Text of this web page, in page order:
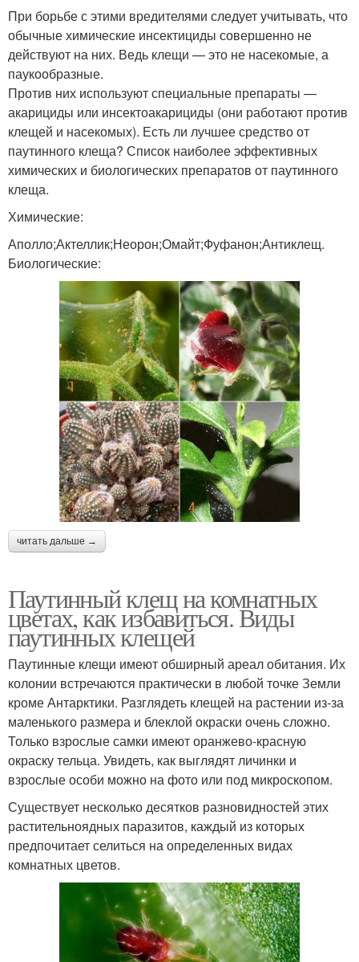
При борьбе с этими вредителями следует учитывать, что
обычные химические инсектициды совершенно не
действуют на них. Ведь клещи — это не насекомые, а
паукообразные.
Против них используют специальные препараты —
акарициды или инсектоакарициды (они работают против
клещей и насекомых). Есть ли лучшее средство от
паутинного клеща? Список наиболее эффективных
химических и биологических препаратов от паутинного
клеща.
Химические:
Аполло;Актеллик;Неорон;Омайт;Фуфанон;Антиклещ.
Биологические:
читать дальше →
Паутинный клещ на комнатных
цветах, как избавиться. Виды
паутинных клещей
Паутинные клещи имеют обширный ареал обитания. Их
колонии встречаются практически в любой точке Земли
кроме Антарктики. Разглядеть клещей на растении из-за
маленького размера и блеклой окраски очень сложно.
Только взрослые самки имеют оранжево-красную
окраску тельца. Увидеть, как выглядят личинки и
взрослые особи можно на фото или под микроскопом.
Существует несколько десятков разновидностей этих
растительноядных паразитов, каждый из которых
предпочитает селиться на определенных видах
комнатных цветов.